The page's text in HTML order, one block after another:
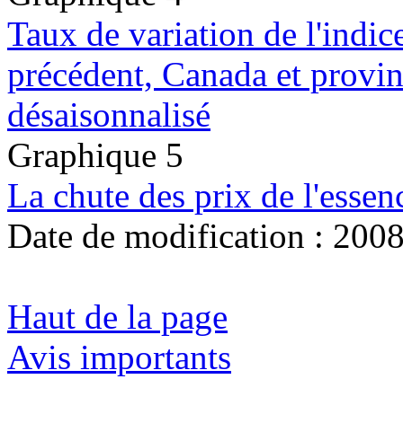
Taux de variation de
précédent, Canada et
désaisonnalisé
Graphique 5
La chute des prix de
Date de modification :
Haut de la page
Avis importants